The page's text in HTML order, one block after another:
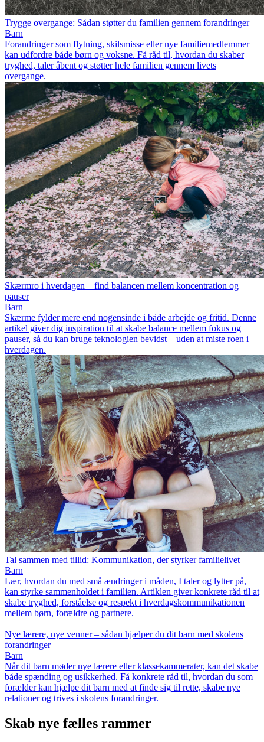
Trygge overgange: Sådan støtter du familien gennem forandringer
Barn
Forandringer som flytning, skilsmisse eller nye familiemedlemmer
kan udfordre både børn og voksne. Få råd til, hvordan du skaber
tryghed, taler åbent og støtter hele familien gennem livets
overgange.
Skærmro i hverdagen – find balancen mellem koncentration og
pauser
Barn
Skærme fylder mere end nogensinde i både arbejde og fritid. Denne
artikel giver dig inspiration til at skabe balance mellem fokus og
pauser, så du kan bruge teknologien bevidst – uden at miste roen i
hverdagen.
Tal sammen med tillid: Kommunikation, der styrker familielivet
Barn
Lær, hvordan du med små ændringer i måden, I taler og lytter på,
kan styrke sammenholdet i familien. Artiklen giver konkrete råd til at
skabe tryghed, forståelse og respekt i hverdagskommunikationen
mellem børn, forældre og partnere.
Nye lærere, nye venner – sådan hjælper du dit barn med skolens
forandringer
Barn
Når dit barn møder nye lærere eller klassekammerater, kan det skabe
både spænding og usikkerhed. Få konkrete råd til, hvordan du som
forælder kan hjælpe dit barn med at finde sig til rette, skabe nye
relationer og trives i skolens forandringer.
Skab nye fælles rammer